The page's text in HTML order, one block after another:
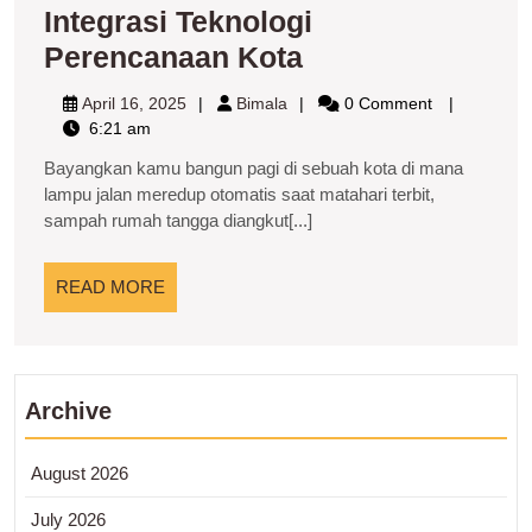
Integrasi Teknologi
Perencanaan KotaKota
Pintar
AI:
Integrasi
Teknologi
April 16, 2025April
Bimala Bimala 0 Comment
6:21 am
Bayangkan kamu bangun pagi di sebuah kota di mana
lampu jalan meredup otomatis saat matahari terbit,
sampah rumah tangga diangkut[...]
READ MORE
MORE
Archive
August 2026
July 2026